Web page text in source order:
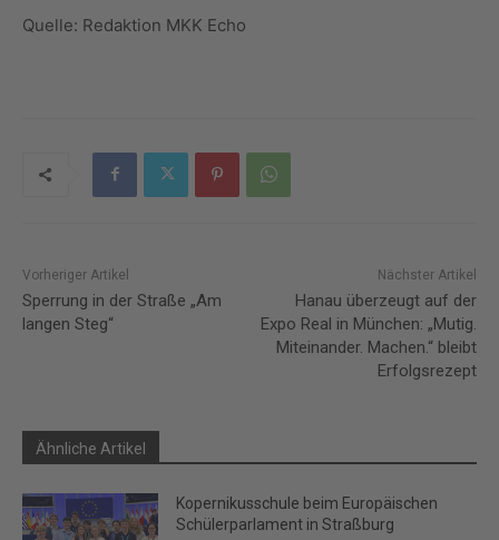
Quelle: Redaktion MKK Echo
Vorheriger Artikel
Sperrung in der Straße „Am
langen Steg“
Nächster Artikel
Hanau überzeugt auf der
Expo Real in München: „Mutig.
Miteinander. Machen.“ bleibt
Erfolgsrezept
Ähnliche Artikel
Kopernikusschule beim Europäischen
Schülerparlament in Straßburg